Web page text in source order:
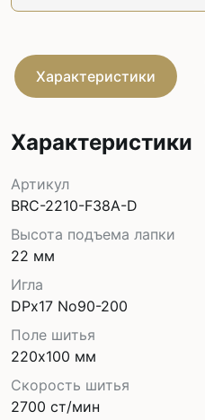
Характеристики
Характеристики
Артикул
BRC-2210-F38A-D
Высота подъема лапки
22 мм
Игла
DPx17 No90-200
Поле шитья
220х100 мм
Скорость шитья
2700 ст/мин